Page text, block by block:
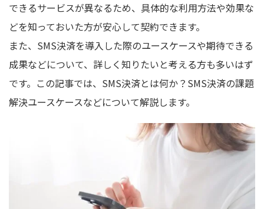
できるサービスが異なるため、具体的な利用方法や効果な
どを知っておいた方が安心して契約できます。
また、SMS決済を導入した際のユースケースや期待できる
成果などについて、詳しく知りたいと考える方も多いはず
です。この記事では、SMS決済とは何か？SMS決済の課題
解決ユースケースなどについて解説します。